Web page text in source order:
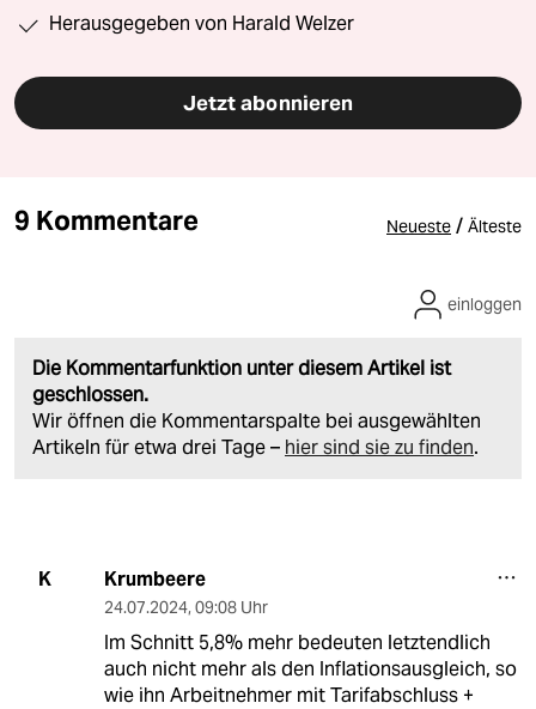
Herausgegeben von Harald Welzer
Jetzt abonnieren
9 Kommentare Neueste / Älteste
Die Kommentarfunktion unter diesem Artikel ist
geschlossen.
Wir öffnen die Kommentarspalte bei ausgewählten
Artikeln für etwa drei Tage – hier sind sie zu finden.
einloggen
K Krumbeere
24.07.2024, 09:08 Uhr
Im Schnitt 5,8% mehr bedeuten letztendlich
auch nicht mehr als den Inflationsausgleich, so
wie ihn Arbeitnehmer mit Tarifabschluss +